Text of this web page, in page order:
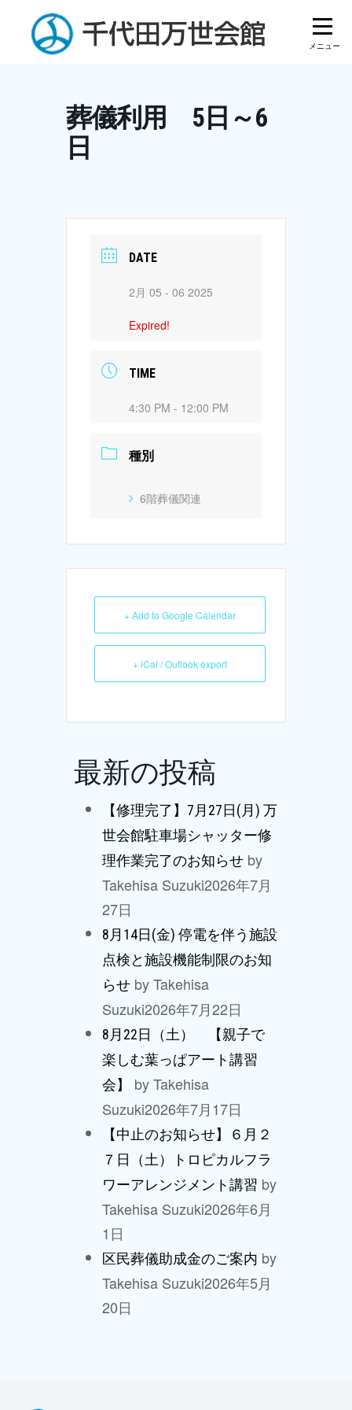
content
葬儀利用 5日～6
日
DATE
2月 05 - 06 2025
Expired!
TIME
4:30 PM - 12:00 PM
種別
6階葬儀関連
+ Add to Google Calendar
+ iCal / Outlook export
最新の投稿
【修理完了】7月27日(月) 万
世会館駐車場シャッター修
理作業完了のお知らせ by
Takehisa Suzuki2026年7月
27日
8月14日(金) 停電を伴う施設
点検と施設機能制限のお知
らせ by Takehisa
Suzuki2026年7月22日
8月22日（土） 【親子で
楽しむ葉っぱアート講習
会】
by Takehisa
Suzuki2026年7月17日
【中止のお知らせ】６月２
７日（土）トロピカルフラ
ワーアレンジメント講習 by
Takehisa Suzuki2026年6月
1日
区民葬儀助成金のご案内 by
Takehisa Suzuki2026年5月
20日